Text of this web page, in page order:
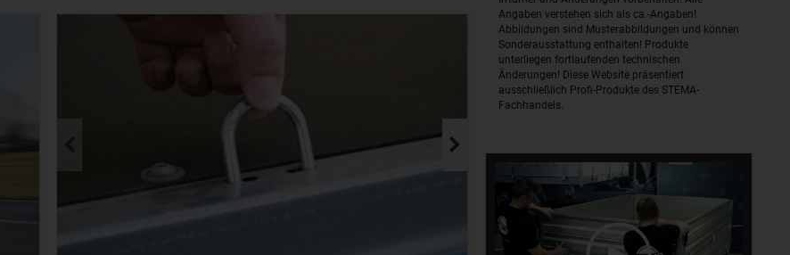
Angaben verstehen sich als ca.-Angaben!
Abbildungen sind Musterabbildungen und können
Sonderausstattung enthalten! Produkte
unterliegen fortlaufenden technischen
Änderungen! Diese Website präsentiert
ausschließlich Profi-Produkte des STEMA-
Fachhandels.